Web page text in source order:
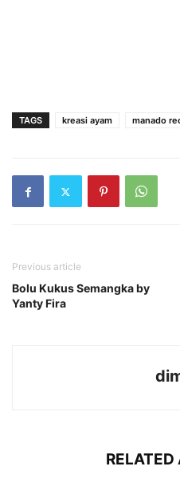
TAGS kreasi ayam manado
Previous article
Bolu Kukus Semangka by
Yanty Fira
RELATED